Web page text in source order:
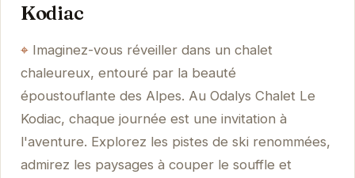
Kodiac
Imaginez-vous réveiller dans un chalet
chaleureux, entouré par la beauté
époustouflante des Alpes. Au Odalys Chalet Le
Kodiac, chaque journée est une invitation à
l'aventure. Explorez les pistes de ski renommées,
admirez les paysages à couper le souffle et